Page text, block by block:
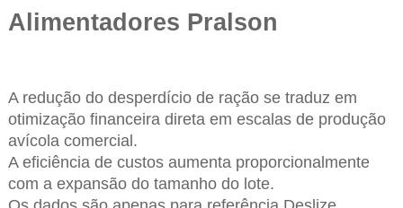
Alimentadores Pralson
A redução do desperdício de ração se traduz em
otimização financeira direta em escalas de produção
avícola comercial.
A eficiência de custos aumenta proporcionalmente
com a expansão do tamanho do lote.